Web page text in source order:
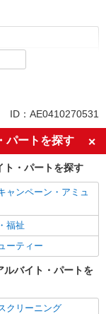
管理・検品・検査
内）
OK
ID：AE0410270531
パートを探す
ト・パートを探す
ャンペーン・アミュ
福祉
ーティー
ルバイト・パートを
クリーニング